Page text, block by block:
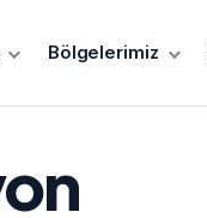
Bölgelerimiz